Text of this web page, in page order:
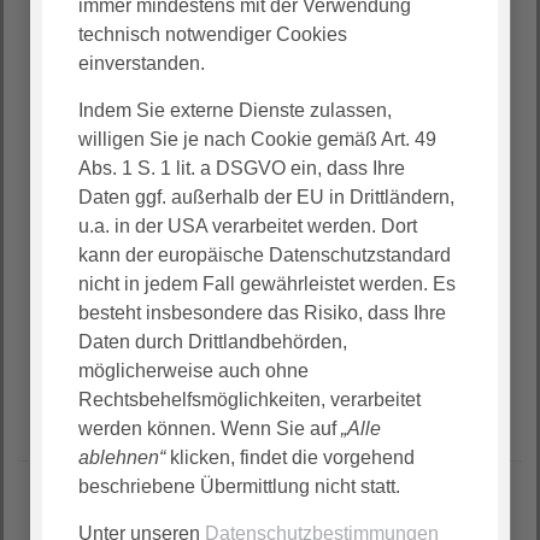
Probezeitgespräch erhalten Sie detailliertes
Feedback von Ihrer Führungskraft und besprechen
immer mindestens mit der Verwendung
technisch notwendiger Cookies
einverstanden.
Indem Sie externe Dienste zulassen,
willigen Sie je nach Cookie gemäß Art. 49
Abs. 1 S. 1 lit. a DSGVO ein, dass Ihre
Daten ggf. außerhalb der EU in Drittländern,
u.a. in der USA verarbeitet werden. Dort
kann der europäische Datenschutzstandard
nicht in jedem Fall gewährleistet werden. Es
besteht insbesondere das Risiko, dass Ihre
Daten durch Drittlandbehörden,
möglicherweise auch ohne
Rechtsbehelfsmöglichkeiten, verarbeitet
werden können. Wenn Sie auf„Alle
ablehnen“klicken, findet die vorgehend
beschriebene Übermittlung nicht statt.
Unter unseren Datenschutzbestimmungen